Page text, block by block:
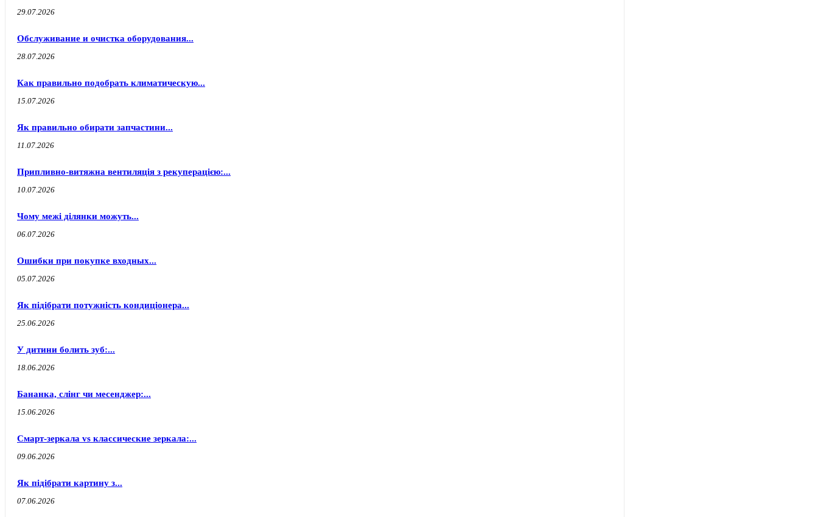
29.07.2026
Обслуживание и очистка оборудования...
28.07.2026
Как правильно подобрать климатическую...
15.07.2026
Як правильно обирати запчастини...
11.07.2026
Припливно-витяжна вентиляція з рекуперацією:...
10.07.2026
Чому межі ділянки можуть...
06.07.2026
Ошибки при покупке входных...
05.07.2026
Як підібрати потужність кондиціонера...
25.06.2026
У дитини болить зуб:...
18.06.2026
Бананка, слінг чи месенджер:...
15.06.2026
Смарт-зеркала vs классические зеркала:...
09.06.2026
Як підібрати картину з...
07.06.2026